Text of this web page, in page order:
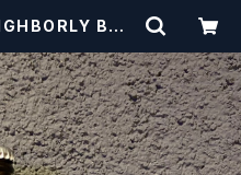
BRE
イバリーブリ
ウエストサイド
フトビール】 | c